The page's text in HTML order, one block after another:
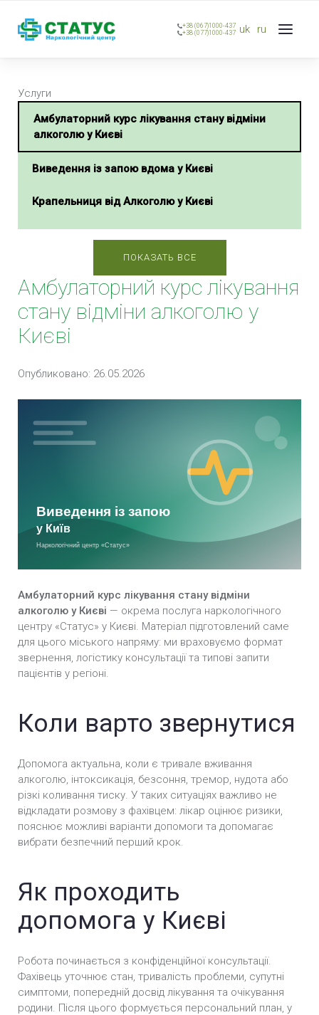
+38 (067)1000-437
+38 (077)1000-437 uk ru
Услуги
Амбулаторний курс лікування стану відміни
алкоголю у Києві
Виведення із запою вдома у Києві
Крапельниця від Алкоголю у Києві
Примусове виведення із запою у Києві
Термінове виведення із запою у Києві
ПОКАЗАТЬ ВСЕ
Амбулаторний курс лікування
стану відміни алкоголю у
Києві
Опубликовано: 26.05.2026
Амбулаторний курс лікування стану відміни
алкоголю у Києві — окрема послуга наркологічного
центру «Статус» у Києві. Матеріал підготовлений саме
для цього міського напряму: ми враховуємо формат
звернення, логістику консультації та типові запити
пацієнтів у регіоні.
Коли варто звернутися
Допомога актуальна, коли є тривале вживання
алкоголю, інтоксикація, безсоння, тремор, нудота або
різкі коливання тиску. У таких ситуаціях важливо не
відкладати розмову з фахівцем: лікар оцінює ризики,
пояснює можливі варіанти допомоги та допомагає
вибрати безпечний перший крок.
Як проходить
допомога у Києві
Робота починається з конфіденційної консультації.
Фахівець уточнює стан, тривалість проблеми, супутні
симптоми, попередній досвід лікування та очікування
родини. Після цього формується персональний план, у